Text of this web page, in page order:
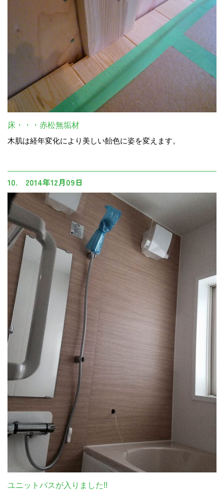
床・・・赤松無垢材
木肌は経年変化により美しい飴色に姿を変えます。
10. 2014年12月09日
ユニットバスが入りました!!